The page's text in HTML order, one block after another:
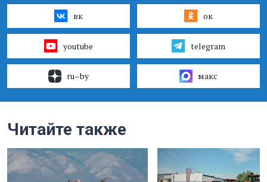
вк ок
youtube telegram
ru–by макс
Читайте также